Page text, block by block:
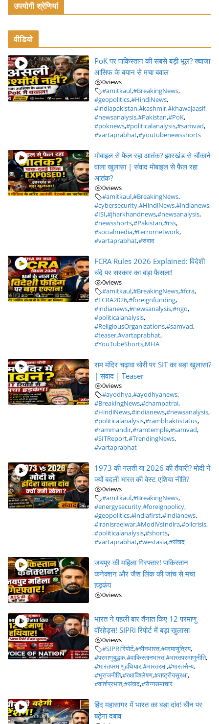
उपयोगी श्रेणियां
वीडियो
PoK पर पाकिस्तान की सबसे बड़ी भूल? ख्वाजा
आसिफ के बयान से मचा बवाल
0views
#amitkaul,#BreakingNews,
#geopolitics,#HindiNews,
#indiapakistan,#kashmir,#khawajaasif,
#newsanalysis,#Pakistan,#PoK,
#poknews,#politicalanalysis,#samvad,
#vartaprabhat,#youtubenewsshorts
मोबाइल से फैल रहा आतंक? झारखंड से चौंकाने
वाला खुलासा | संवाद मोबाइल से फैल रहा
आतंक?
0views
#amitkaul,#BreakingNews,
#cybersecurity,#HindiNews,#indianews,
#ISI,#jharkhandnews,#newsanalysis,
#newsshorts,#Pakistan,#rss,
#socialmedia,#terrornetwork,
#vartaprabhat,#संवाद
FCRA Rules 2026 Explained: विदेशी
चंदे पर सरकार का बड़ा फैसला!
0views
#amitkaul,#BreakingNews,#fcra,
#FCRA2026,#foreignfunding,
#indianews,#newsanalysis,#ngo,
#politicalanalysis,
#ReligiousOrganizations,#samvad,
#teaser,#vartaprabhat,
#YouTubeShorts,MHA
राम मंदिर चढ़ावा चोरी पर SIT का बड़ा खुलासा?
| संवाद | Teaser
0views
#ayodhya,#ayodhyanews,
#BreakingNews,#champatrai,
#HindiNews,#indianews,#newsanalysis,
#politicalanalysis,#rambhaktistatus,
#rammandir,#ramtemple,#samvad,
#SITReport,#TrendingNews,
#vartaprabhat
1973 की गलती या 2026 की तैयारी? मोदी ने
क्यों बदली भारत की वेस्ट एशिया नीति?
0views
#amitkaul,#BreakingNews,
#energysecurity,#foreignpolicy,
#geopolitics,#indiafirst,#indianews,
#iranisraelwar,#ModiVsIndira,#oilcrisis,
#politicalanalysis,#shorts,
#vartaprabhat,#westasia,#संवाद
जयपुर की महिला गिरफ्तार! पाकिस्तान
कनेक्शन और जैश लिंक की जांच से मचा
हड़कंप
0views
भारत ने पहली बार तैनात किए 12 परमाणु
वॉरहेड्स! SIPRI रिपोर्ट में बड़ा खुलासा
0views
#SIPRIरिपोर्ट,#चीनभारत,#परमाणुत्रिय,
#परमाणुयुद्धक,#पाकिस्तानभारत,#भारतपरमाणुनीति,
#भारतपरमाणुहथियार,#भारतरक्षा,#भारतसैन्य,
#भूराजनीति,#रक्षाविश्लेषण,#राष्ट्रीयसुरक्षा,
#वार्ताप्रभात,#संवाद,#सैन्यसमाचार
हिंद महासागर में भारत का बड़ा दांव! चीन पर
बढ़ेगा दबाव